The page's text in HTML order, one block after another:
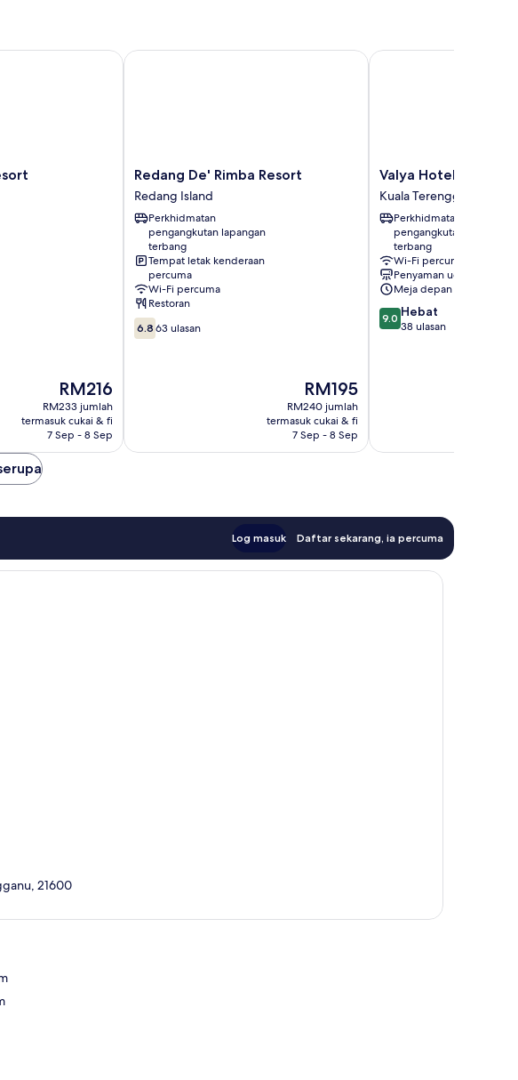
Harga
ialah
RM216
RM216
RM233 jumlah
termasuk cukai & fi
7 Sep - 8 Sep
Redang
De'
Rimba
Resort
Redang
Island
Redang De' Rimba Resort
Redang Island
Perkhidmatan
pengangkutan lapangan
terbang
Tempat letak kenderaan
percuma
Wi-Fi percuma
Restoran
6.8
daripada
6.8 63 ulasan
Harga
ialah
RM195
RM195
RM240 jumlah
termasuk cukai & fi
7 Sep - 8 Sep
Redang De' Rimba Resort
Valya
Hotel
-
Kuala
Terengganu
Kuala
Terengganu
Valya Hotel - Kuala
Kuala Terengganu
Perkhidmatan
pengangkutan lapangan
terbang
Wi-Fi percuma
Penyaman udara
Meja depan 24/7
9.0
daripada
9.0 Hebat
38 ulasan
Valya Hotel - Kuala
Log masuk Daftar sekarang, ia percuma
21600